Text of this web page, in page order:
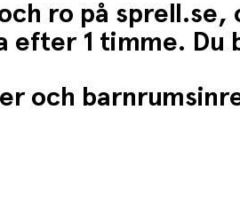
ro på
efter 1 timme.
och